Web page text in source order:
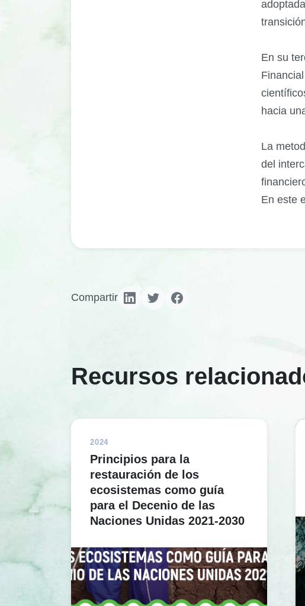
En su
hacia
La
del
En este
Compartir
Recursos
2024
Principios para la
restauración de los
ecosistemas como guía
para el Decenio de las
Naciones Unidas 2021-2030